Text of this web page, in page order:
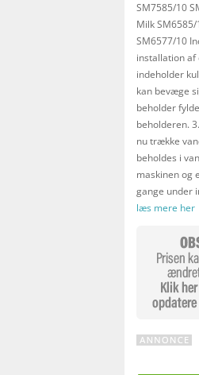
SM7585/10
Milk
SM6577/10
installation
indeholder
kan bevæge
beholder
beholderen.
nu trække
beholdes i
maskinen og
gange under
læs mere her